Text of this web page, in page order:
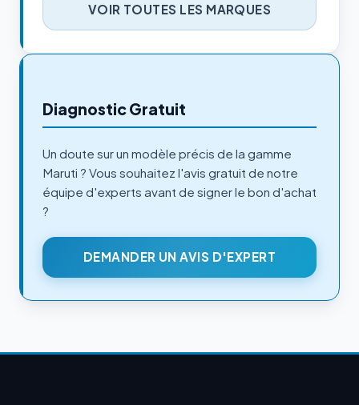
VOIR TOUTES LES MARQUES
Diagnostic Gratuit
Un doute sur un modèle précis de la gamme
Maruti ? Vous souhaitez l'avis gratuit de notre
équipe d'experts avant de signer le bon d'achat
?
DEMANDER UN AVIS D'EXPERT